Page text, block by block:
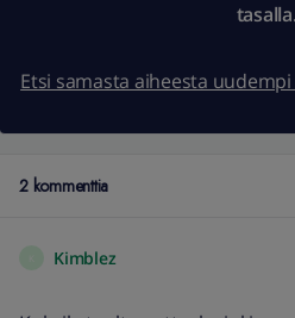
Etsi samasta aiheesta
2 kommenttia
Kimblez